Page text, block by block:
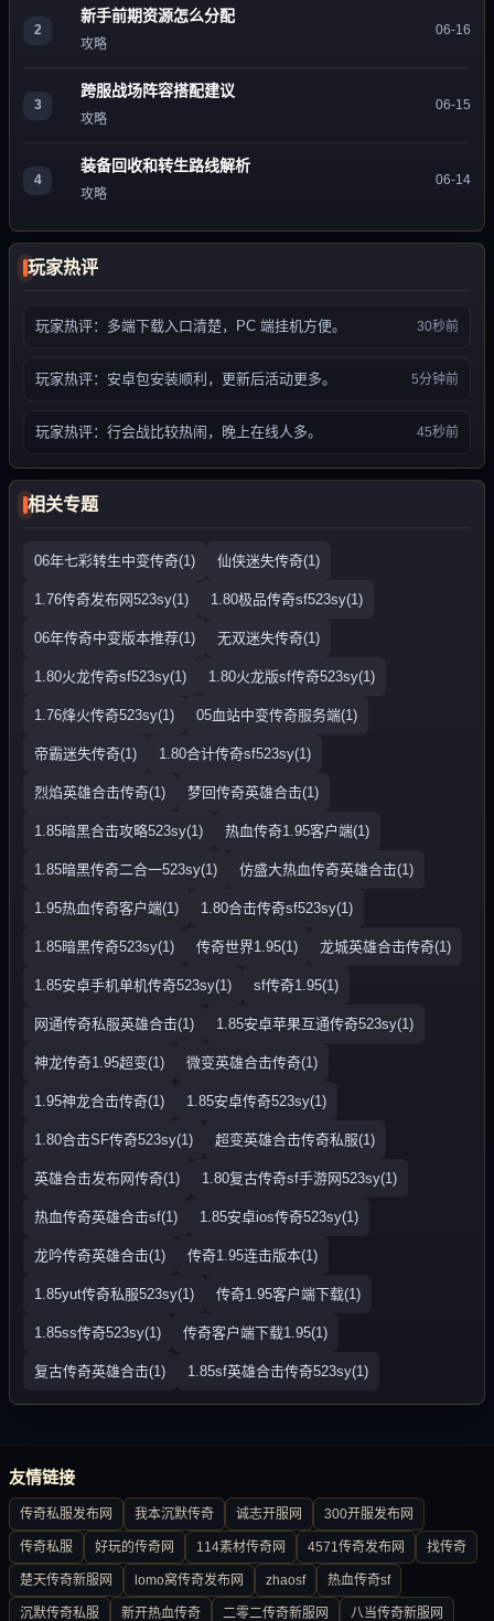
2
新手前期资源怎么分配
攻略
06-16
3
跨服战场阵容搭配建议
攻略
06-15
4
装备回收和转生路线解析
攻略
06-14
玩家热评
玩家热评：多端下载入口清楚，PC 端挂机方便。 30秒前
玩家热评：安卓包安装顺利，更新后活动更多。 5分钟前
玩家热评：行会战比较热闹，晚上在线人多。 45秒前
相关专题
06年七彩转生中变传奇(1) 仙侠迷失传奇(1)
1.76传奇发布网523sy(1) 1.80极品传奇sf523sy(1)
06年传奇中变版本推荐(1) 无双迷失传奇(1)
1.80火龙传奇sf523sy(1) 1.80火龙版sf传奇523sy(1)
1.76烽火传奇523sy(1) 05血站中变传奇服务端(1)
帝霸迷失传奇(1) 1.80合计传奇sf523sy(1)
烈焰英雄合击传奇(1) 梦回传奇英雄合击(1)
1.85暗黑合击攻略523sy(1) 热血传奇1.95客户端(1)
1.85暗黑传奇二合一523sy(1) 仿盛大热血传奇英雄合击(1)
1.95热血传奇客户端(1) 1.80合击传奇sf523sy(1)
1.85暗黑传奇523sy(1) 传奇世界1.95(1) 龙城英雄合击传奇(1)
1.85安卓手机单机传奇523sy(1) sf传奇1.95(1)
网通传奇私服英雄合击(1) 1.85安卓苹果互通传奇523sy(1)
神龙传奇1.95超变(1) 微变英雄合击传奇(1)
1.95神龙合击传奇(1) 1.85安卓传奇523sy(1)
1.80合击SF传奇523sy(1) 超变英雄合击传奇私服(1)
英雄合击发布网传奇(1) 1.80复古传奇sf手游网523sy(1)
热血传奇英雄合击sf(1) 1.85安卓ios传奇523sy(1)
龙吟传奇英雄合击(1) 传奇1.95连击版本(1)
1.85yut传奇私服523sy(1) 传奇1.95客户端下载(1)
1.85ss传奇523sy(1) 传奇客户端下载1.95(1)
复古传奇英雄合击(1) 1.85sf英雄合击传奇523sy(1)
友情链接
传奇私服发布网 我本沉默传奇 诚志开服网 300开服发布网
传奇私服 好玩的传奇网 114素材传奇网 4571传奇发布网 找传奇
楚天传奇新服网 lomo窝传奇发布网 zhaosf 热血传奇sf
沉默传奇私服 新开热血传奇 二零二传奇新服网 八当传奇新服网